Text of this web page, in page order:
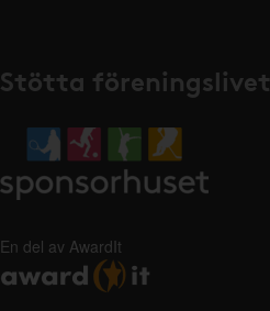
Stötta föreningslivet
En del av AwardIt